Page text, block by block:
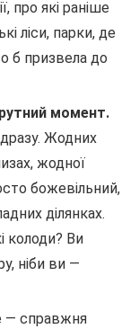
про які раніше
ліси, парки, де
б призвела до
момент.
Жодних
жодної
божевільний,
ділянках.
колоди? Ви
ніби ви —
— справжня